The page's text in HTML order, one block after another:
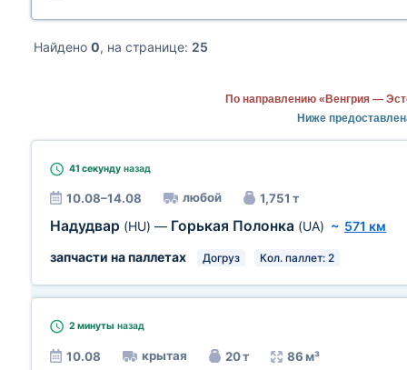
Найдено 0, на странице: 25
По направлению «Венгрия —
Ниже
41 секунду назад
10.08–14.08 любой 1,751 т
Надудвар (HU) — Горькая Полонка (UA) ~ 571 км
запчасти на паллетах
Догруз Кол. паллет: 2
2 минуты назад
10.08 крытая 20 т 86 м³